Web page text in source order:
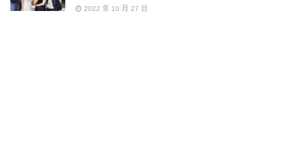
2022 年 10 月 27 日